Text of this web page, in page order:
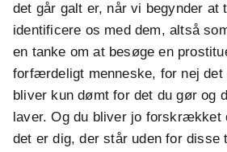
det går galt er, når vi begynder at
identificere os med dem, altså
en tanke om at besøge en
forfærdeligt menneske, for nej det
bliver kun dømt for det du gør og
laver. Og du bliver jo forskrækket
det er dig, der står uden for disse